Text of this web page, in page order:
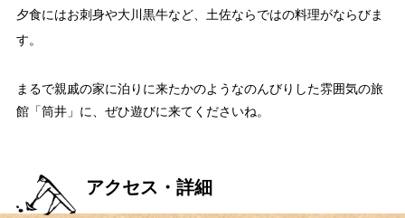
夕食にはお刺身や大川黒牛など、土佐ならではの料理がならびま
す。
まるで親戚の家に泊りに来たかのようなのんびりした雰囲気の旅
館「筒井」に、ぜひ遊びに来てくださいね。
アクセス・詳細